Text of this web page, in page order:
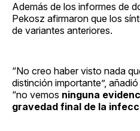
Además de los informes de
Pekosz afirmaron que los
de variantes anteriores.
“No creo haber visto nada
distinción importante”,
“no vemos ninguna
gravedad final de la